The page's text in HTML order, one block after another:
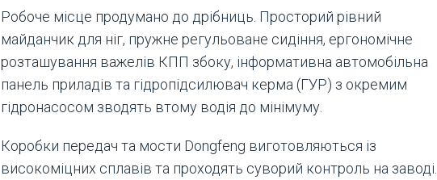
Робоче місце продумано до дрібниць. Просторий рівний
майданчик для ніг, пружне регульоване сидіння, ергономічне
розташування важелів КПП збоку, інформативна автомобільна
панель приладів та гідропідсилювач керма (ГУР) з окремим
гідронасосом зводять втому водія до мінімуму.
Коробки передач та мости Dongfeng виготовляються із
високоміцних сплавів та проходять суворий контроль на заводі.